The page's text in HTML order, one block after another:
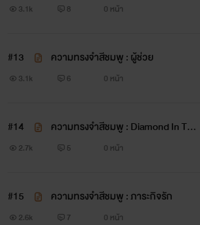
3.1k 8 0 หน้า
#13 ความทรงจำสีชมพู : ผู้ช่วย
3.1k 6 0 หน้า
#14
ความทรงจำสีชมพู : Diamond In The
Year
2.7k 5 0 หน้า
#15 ความทรงจำสีชมพู : ภาระกิจรัก
2.6k 7 0 หน้า